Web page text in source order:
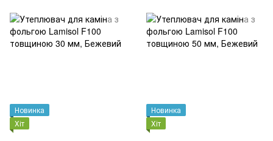
Новинка
Хіт
Новинка
Хіт